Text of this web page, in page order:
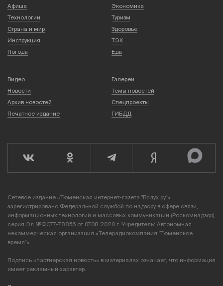
Афиша
Экономика
Технологии
Туризм
Страна и мир
Здоровье
Инструкция
ТЭК
Погода
Еда
Видео
Галереи
Новости
Темы новостей
Архив новостей
Спецпроекты
Печатное издание
ГИБДД
Сетевое издание «Тюменская интернет-газета "Вслух.ру"»
зарегистрировано Федеральной службой по надзору в сфере связи,
информационных технологий и массовых коммуникаций (Роскомнадзор),
серия Эл №ФС77-78856 от 07.08.2020 г. Учредитель: Автономная
некоммерческая организация «Телерадиокомпания "Тюменское
время"».
Подпись «партнерская новость» в материалах означает, что информация
имеет рекламный характер.